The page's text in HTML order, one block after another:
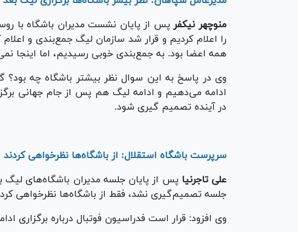
منوچهر نیکفر پس از پایان نشست مدیران باشگاه با
را اعلام کردیم و قرار شد سازمان لیگ جمع‌بندی و
همه اعضا بود. به جمع‌بندی خوبی رسیدیم، اما اینجا
وی در پاسخ به این سوال نظر بیشتر باشگاه چه بود؟
ادامه می‌دهیم و ادامه لیگ هم پس از جام جهانی
در آینده تصمیم گیری شود.
سرپرست باشگاه استقلال: از باشگاه‌ها نظرخواهی کردند
علی تاجرنیا پس از پایان جلسه مدیران باشگاه‌های لیگ
جلسه تصمیم‌گیری نشد، فقط از باشگاه‌ها نظرخواهی
وی افزود: قرار است فدراسیون فوتبال درباره برگزاری